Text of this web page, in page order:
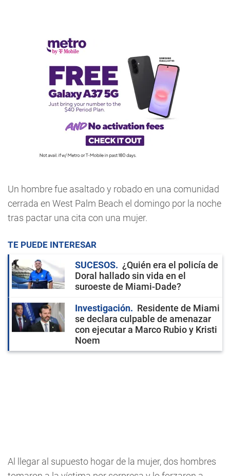
Un hombre fue asaltado y robado en una comunidad
cerrada en West Palm Beach el domingo por la noche
tras pactar una cita con una mujer.
TE PUEDE INTERESAR
SUCESOS
¿Quién era el policía de
Doral hallado sin vida en el
suroeste de Miami-Dade?
Investigación
Residente de Miami
se declara culpable de amenazar
con ejecutar a Marco Rubio y Kristi
Noem
Al llegar al supuesto hogar de la mujer, dos hombres